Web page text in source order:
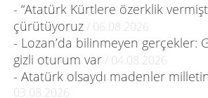
- “Atatürk Kürtlere özerklik
çürütüyoruz/ 06.08.2026
- Lozan’da bilinmeyen gerçekler:
gizli oturum var/ 04.08.2026
- Atatürk olsaydı madenler
03.08.2026